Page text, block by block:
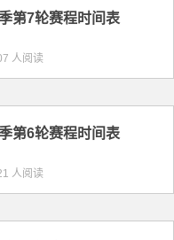
第7轮赛程时间表
人阅读
第6轮赛程时间表
人阅读